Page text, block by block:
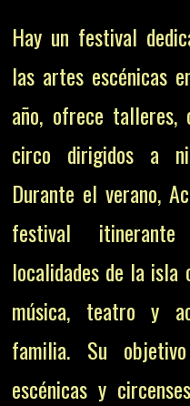
Hay un festival
las artes escénicas
año, ofrece talleres,
circo dirigidos a
Durante el verano,
festival
localidades de la isla
música, teatro y
familia. Su
escénicas y